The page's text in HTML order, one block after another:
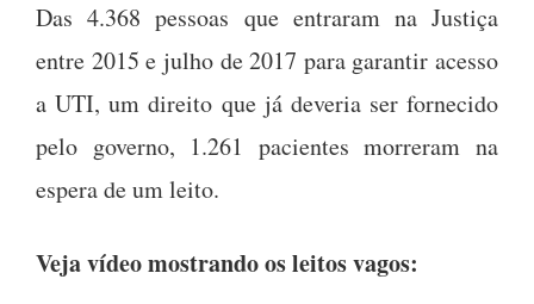
Das 4.368 pessoas que entraram na Justiça
entre 2015 e julho de 2017 para garantir acesso
a UTI, um direito que já deveria ser fornecido
pelo governo, 1.261 pacientes morreram na
espera de um leito.
Veja vídeo mostrando os leitos vagos: